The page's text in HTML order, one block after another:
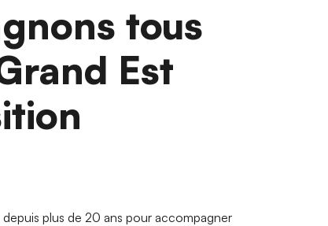
tous
Est
depuis plus de 20 ans pour accompagner